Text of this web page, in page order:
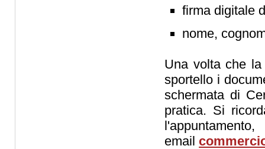
firma digitale
nome,
Una volta che la
sportello i
schermata di
pratica. Si
email